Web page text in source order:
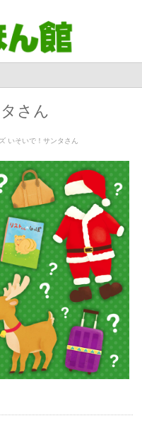
さん
いそいで！サンタさん